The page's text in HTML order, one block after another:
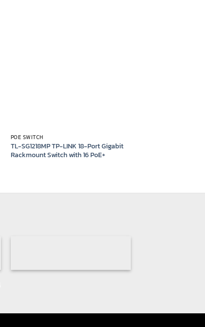
POE SWITCH
TL-SG1218MP TP-LINK 18-Port Gigabit
Rackmount Switch with 16 PoE+